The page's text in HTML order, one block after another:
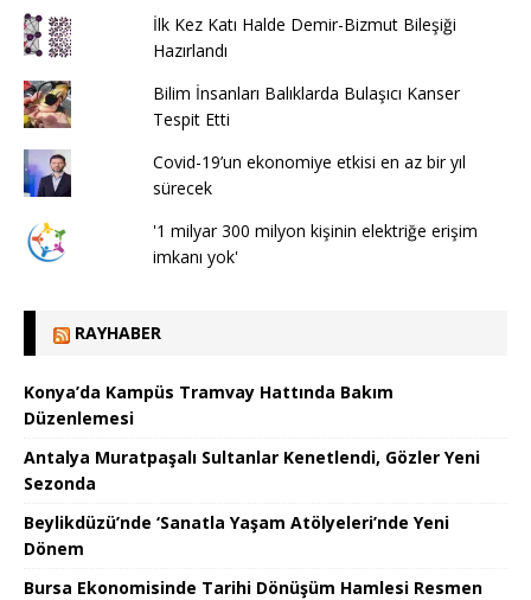
İlk Kez Katı Halde Demir-Bizmut Bileşiği
Hazırlandı
Bilim İnsanları Balıklarda Bulaşıcı Kanser
Tespit Etti
Covid-19’un ekonomiye etkisi en az bir yıl
sürecek
'1 milyar 300 milyon kişinin elektriğe erişim
imkanı yok'
RAYHABER
Konya’da Kampüs Tramvay Hattında Bakım
Düzenlemesi
Antalya Muratpaşalı Sultanlar Kenetlendi, Gözler Yeni
Sezonda
Beylikdüzü’nde ‘Sanatla Yaşam Atölyeleri’nde Yeni
Dönem
Bursa Ekonomisinde Tarihi Dönüşüm Hamlesi Resmen